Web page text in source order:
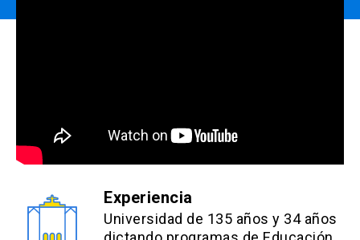
Experiencia
Universidad de 135 años y 34 años